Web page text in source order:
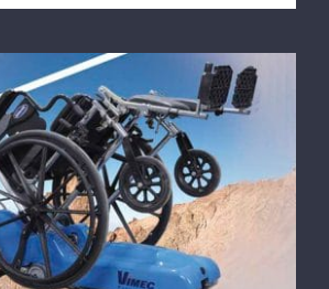
Merdiven Tırmanıcı